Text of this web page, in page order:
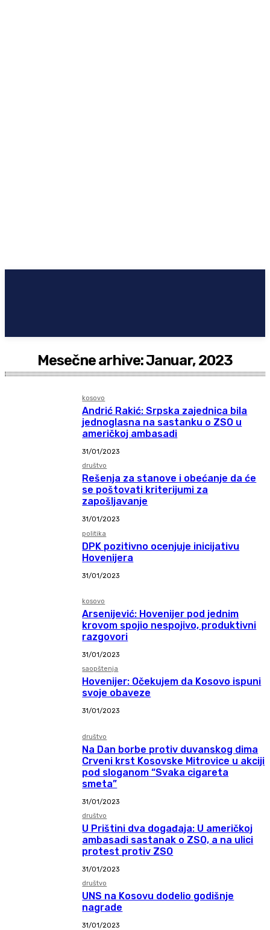
Mesečne arhive: Januar, 2023
kosovo
Andrić Rakić: Srpska zajednica bila
jednoglasna na sastanku o ZSO u
američkoj ambasadi
31/01/2023
društvo
Rešenja za stanove i obećanje da će
se poštovati kriterijumi za
zapošljavanje
31/01/2023
politika
DPK pozitivno ocenjuje inicijativu
Hovenijera
31/01/2023
kosovo
Arsenijević: Hovenijer pod jednim
krovom spojio nespojivo, produktivni
razgovori
31/01/2023
saopštenja
Hovenijer: Očekujem da Kosovo ispuni
svoje obaveze
31/01/2023
društvo
Na Dan borbe protiv duvanskog dima
Crveni krst Kosovske Mitrovice u akciji
pod sloganom “Svaka cigareta
smeta”
31/01/2023
društvo
U Prištini dva događaja: U američkoj
ambasadi sastanak o ZSO, a na ulici
protest protiv ZSO
31/01/2023
društvo
UNS na Kosovu dodelio godišnje
nagrade
31/01/2023